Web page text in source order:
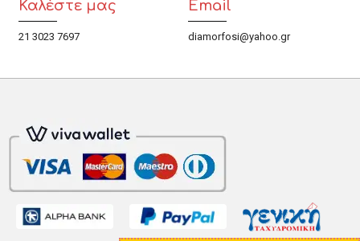
Καλέστε μας
21 3023 7697
Email
diamorfosi@yahoo.gr